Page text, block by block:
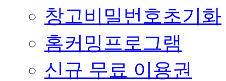
창고비밀번호초기화
홈커밍프로그램
신규 무료 이용권